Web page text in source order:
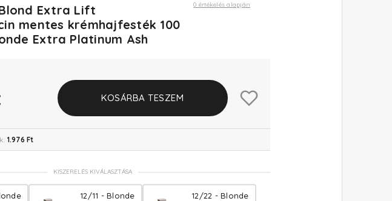
0 értékelés alapján
Extra Lift
mentes krémhajfesték 100
Extra Platinum Ash
KOSÁRBA TESZEM
1.976 Ft
KISZERELÉS KIVÁLASZTÁSA
12/11 - Blonde
12/22 - Blonde